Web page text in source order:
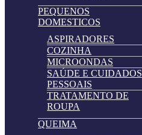
PEQUENOS
DOMESTICOS
ASPIRADORES
COZINHA
MICROONDAS
SAÚDE E CUIDADOS
PESSOAIS
TRATAMENTO DE
ROUPA
QUEIMA